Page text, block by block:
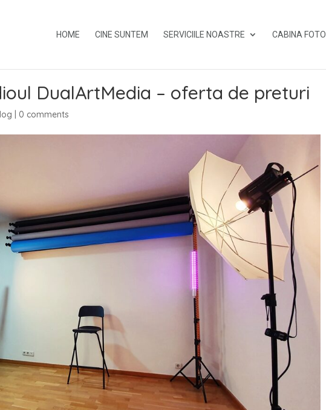
HOME CINE SUNTEM SERVICIILE NOASTRE CABINA FOTO
DualArtMedia – oferta de preturi
0 comments